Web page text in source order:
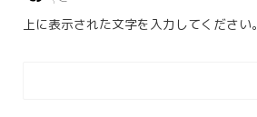
上に表示された文字を入力してください。